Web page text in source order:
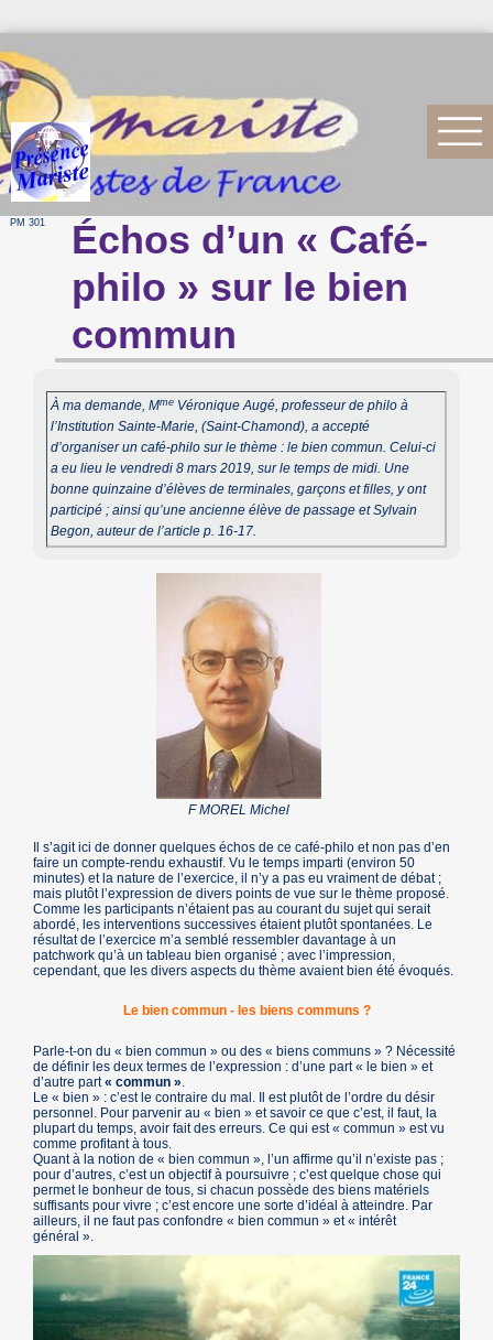
PM 301
Échos d’un « Café-
philo » sur le bien
commun
À ma demande, Mme Véronique Augé, professeur de philo à
l’Institution Sainte-Marie, (Saint-Chamond), a accepté
d’organiser un café-philo sur le thème : le bien commun. Celui-ci
a eu lieu le vendredi 8 mars 2019, sur le temps de midi. Une
bonne quinzaine d’élèves de terminales, garçons et filles, y ont
participé ; ainsi qu’une ancienne élève de passage et Sylvain
Begon, auteur de l’article p. 16-17.
F MOREL Michel
Il s’agit ici de donner quelques échos de ce café-philo et non pas d’en
faire un compte-rendu exhaustif. Vu le temps imparti (environ 50
minutes) et la nature de l’exercice, il n’y a pas eu vraiment de débat ;
mais plutôt l’expression de divers points de vue sur le thème proposé.
Comme les participants n’étaient pas au courant du sujet qui serait
abordé, les interventions successives étaient plutôt spontanées. Le
résultat de l’exercice m’a semblé ressembler davantage à un
patchwork qu’à un tableau bien organisé ; avec l’impression,
cependant, que les divers aspects du thème avaient bien été évoqués.
Le bien commun - les biens communs ?
Parle-t-on du « bien commun » ou des « biens communs » ? Nécessité
de définir les deux termes de l’expression : d’une part « le bien » et
d’autre part« commun »
Le « bien » : c’est le contraire du mal. Il est plutôt de l’ordre du désir
personnel. Pour parvenir au « bien » et savoir ce que c’est, il faut, la
plupart du temps, avoir fait des erreurs. Ce qui est « commun » est vu
comme profitant à tous.
Quant à la notion de « bien commun », l’un affirme qu’il n’existe pas ;
pour d’autres, c’est un objectif à poursuivre ; c’est quelque chose qui
permet le bonheur de tous, si chacun possède des biens matériels
suffisants pour vivre ; c’est encore une sorte d’idéal à atteindre. Par
ailleurs, il ne faut pas confondre « bien commun » et « intérêt
général ».